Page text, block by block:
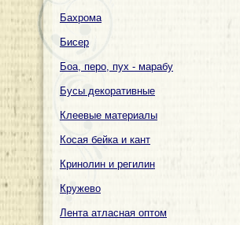
Бахрома
Бисер
Боа, перо, пух - марабу
Бусы декоративные
Клеевые материалы
Косая бейка и кант
Кринолин и регилин
Кружево
Лента атласная оптом